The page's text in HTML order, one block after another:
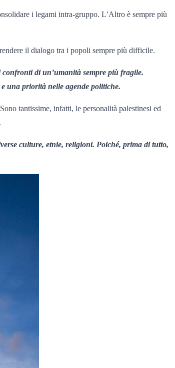
i legami intra-gruppo. L’Altro è sempre più
il dialogo tra i popoli sempre più difficile.
confronti di un’umanità sempre più fragile.
una priorità nelle agende politiche.
tantissime, infatti, le personalità palestinesi ed
culture, etnie, religioni. Poiché, prima di tutto,